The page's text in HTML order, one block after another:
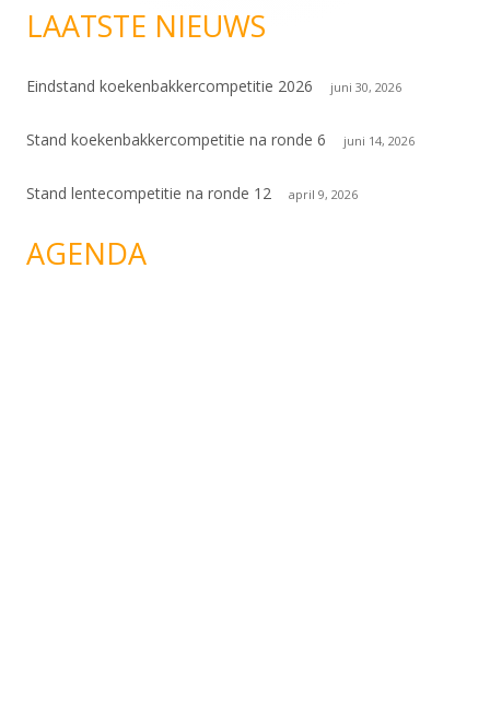
LAATSTE NIEUWS
Eindstand koekenbakkercompetitie 2026 juni 30, 2026
Stand koekenbakkercompetitie na ronde 6 juni 14, 2026
Stand lentecompetitie na ronde 12 april 9, 2026
AGENDA